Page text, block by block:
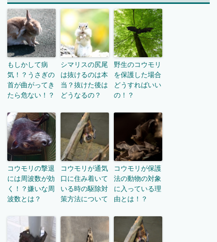
もしかして病
気！？うさぎの
首が曲がってき
たら危ない！？
シマリスの尻尾
は抜けるのは本
当？抜けた後は
どうなるの？
野生のコウモリ
を保護した場合
どうすればいい
の！？
コウモリの撃退
には周波数が効
く！？嫌いな周
波数とは？
コウモリが通気
口に住み着いて
いる時の駆除対
策方法について
コウモリが保護
法の動物の対象
に入っている理
由とは！？